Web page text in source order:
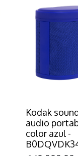
Kodak
audio
color azul -